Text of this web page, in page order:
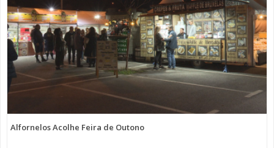
Alfornelos Acolhe Feira de Outono